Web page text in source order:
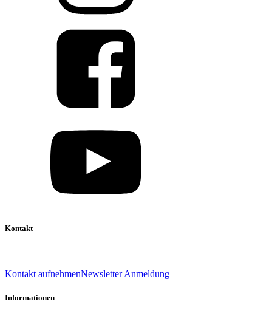
Kontakt
Kontakt aufnehmenNewsletter Anmeldung
Informationen